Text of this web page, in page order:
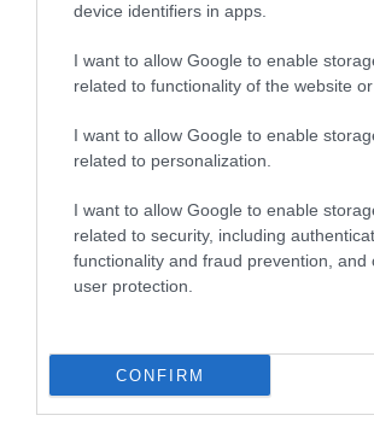
device identifiers in apps.
I want to allow Google to enable
related to functionality of the website or
I want to allow Google to enable
related to personalization.
I want to allow Google to enable
related to security, including
functionality and fraud prevention, and
user protection.
CONFIRM
125 000 Ft
Reklámmegjelenés:
KOSÁRBA
Indamedia | Divat
Heti mix